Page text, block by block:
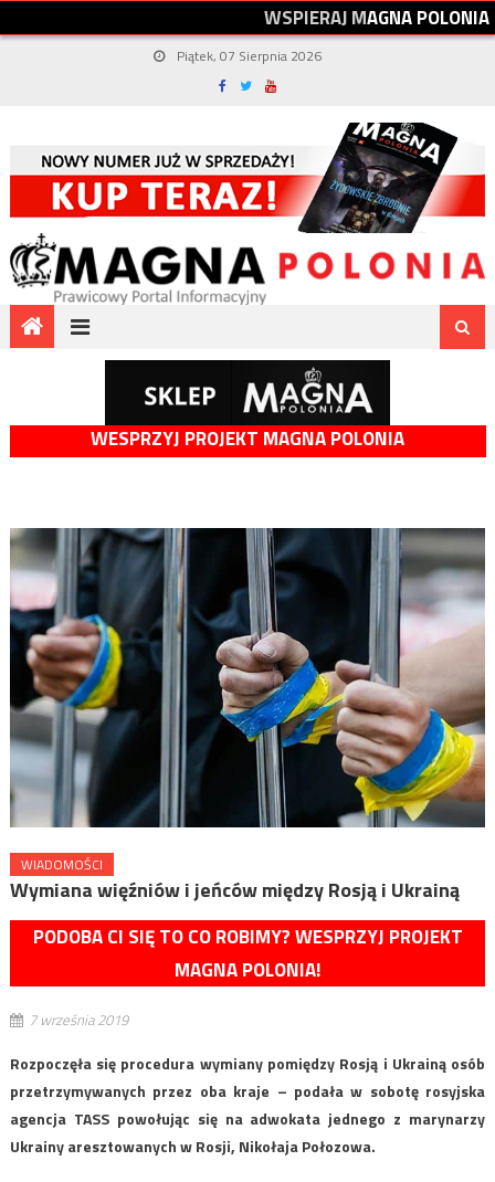
WSPIERAJMAGNAPOLONIA
Piątek, 07 Sierpnia 2026
WESPRZYJ PROJEKT MAGNA POLONIA
WIADOMOŚCI
Wymiana więźniów i jeńców między Rosją i Ukrainą
PODOBA CI SIĘ TO CO ROBIMY? WESPRZYJ PROJEKT
MAGNA POLONIA!
7 września 2019
Rozpoczęła się procedura wymiany pomiędzy Rosją i Ukrainą osób
przetrzymywanych przez oba kraje – podała w sobotę rosyjska
agencja TASS powołując się na adwokata jednego z marynarzy
Ukrainy aresztowanych w Rosji, Nikołaja Połozowa.